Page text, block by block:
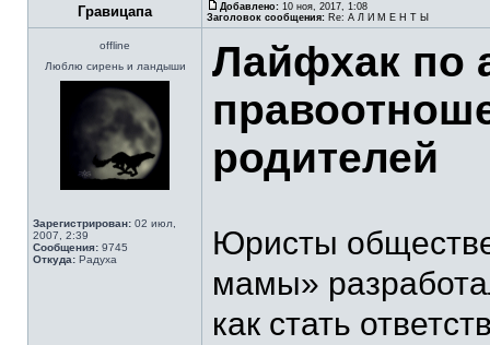
Гравицапа Добавлено: 10 ноя, 2017, 1:08
Заголовок сообщения: Re: А Л И М Е Н Т Ы
offline
Люблю сирень и ландыши
Зарегистрирован: 02 июл,
2007, 2:39
Сообщения: 9745
Откуда: Радуха
Лайфхак по
родителей
Юристы
мамы»
как стать